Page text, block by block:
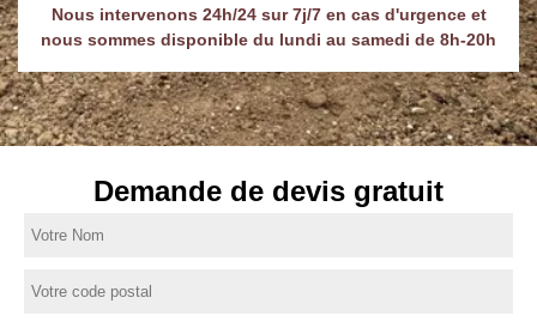
Nous intervenons 24h/24 sur 7j/7 en cas d'urgence et
nous sommes disponible du lundi au samedi de 8h-20h
Demande de devis gratuit